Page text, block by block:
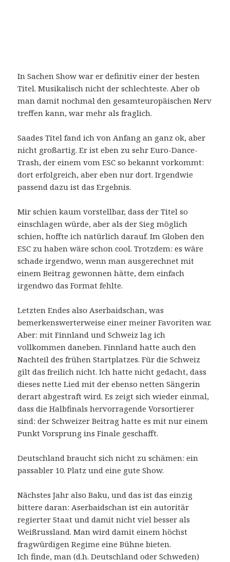
In Sachen Show war er definitiv einer der besten
Titel. Musikalisch nicht der schlechteste. Aber ob
man damit nochmal den gesamteuropäischen Nerv
treffen kann, war mehr als fraglich.
Saades Titel fand ich von Anfang an ganz ok, aber
nicht großartig. Er ist eben zu sehr Euro-Dance-
Trash, der einem vom ESC so bekannt vorkommt:
dort erfolgreich, aber eben nur dort. Irgendwie
passend dazu ist das Ergebnis.
Mir schien kaum vorstellbar, dass der Titel so
einschlagen würde, aber als der Sieg möglich
schien, hoffte ich natürlich darauf. Im Globen den
ESC zu haben wäre schon cool. Trotzdem: es wäre
schade irgendwo, wenn man ausgerechnet mit
einem Beitrag gewonnen hätte, dem einfach
irgendwo das Format fehlte.
Letzten Endes also Aserbaidschan, was
bemerkenswerterweise einer meiner Favoriten war.
Aber: mit Finnland und Schweiz lag ich
vollkommen daneben. Finnland hatte auch den
Nachteil des frühen Startplatzes. Für die Schweiz
gilt das freilich nicht. Ich hatte nicht gedacht, dass
dieses nette Lied mit der ebenso netten Sängerin
derart abgestraft wird. Es zeigt sich wieder einmal,
dass die Halbfinals hervorragende Vorsortierer
sind: der Schweizer Beitrag hatte es mit nur einem
Punkt Vorsprung ins Finale geschafft.
Deutschland braucht sich nicht zu schämen: ein
passabler 10. Platz und eine gute Show.
Nächstes Jahr also Baku, und das ist das einzig
bittere daran: Aserbaidschan ist ein autoritär
regierter Staat und damit nicht viel besser als
Weißrussland. Man wird damit einem höchst
fragwürdigen Regime eine Bühne bieten.
Ich finde, man (d.h. Deutschland oder Schweden)